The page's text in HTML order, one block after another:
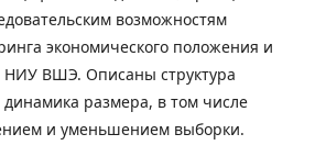
возможностям
экономического положения и
НИУ ВШЭ. Описаны структура
размера, в том числе
и уменьшением выборки.